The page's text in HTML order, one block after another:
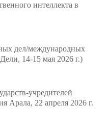
интеллекта в
дел/международных
14-15 мая 2026 г.)
учредителей
Арала, 22 апреля 2026 г.